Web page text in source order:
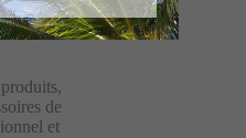
de
et